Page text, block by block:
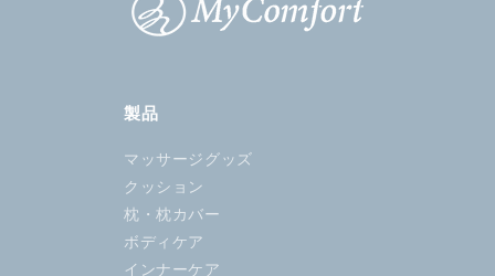
製品
マッサージグッズ
クッション
枕・枕カバー
ボディケア
インナーケア